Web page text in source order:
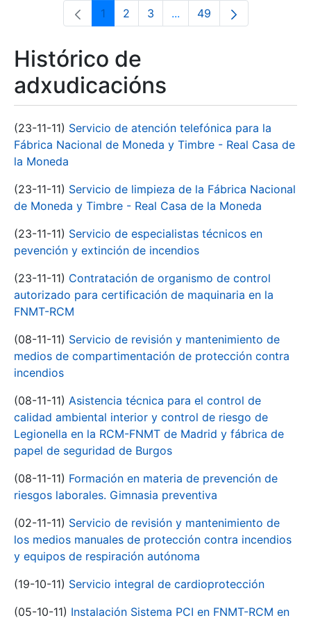
Páxina
1 Páxina
2 Páxina
3 ...Páxinas intermedias Use
Páxina
49
Histórico de
adxudicacións
(23-11-11) Servicio de atención telefónica para la
Fábrica Nacional de Moneda y Timbre - Real Casa de
la Moneda
(23-11-11) Servicio de limpieza de la Fábrica Nacional
de Moneda y Timbre - Real Casa de la Moneda
(23-11-11) Servicio de especialistas técnicos en
pevención y extinción de incendios
(23-11-11) Contratación de organismo de control
autorizado para certificación de maquinaria en la
FNMT-RCM
(08-11-11) Servicio de revisión y mantenimiento de
medios de compartimentación de protección contra
incendios
(08-11-11) Asistencia técnica para el control de
calidad ambiental interior y control de riesgo de
Legionella en la RCM-FNMT de Madrid y fábrica de
papel de seguridad de Burgos
(08-11-11) Formación en materia de prevención de
riesgos laborales. Gimnasia preventiva
(02-11-11) Servicio de revisión y mantenimiento de
los medios manuales de protección contra incendios
y equipos de respiración autónoma
(19-10-11) Servicio integral de cardioprotección
(05-10-11) Instalación Sistema PCI en FNMT-RCM en